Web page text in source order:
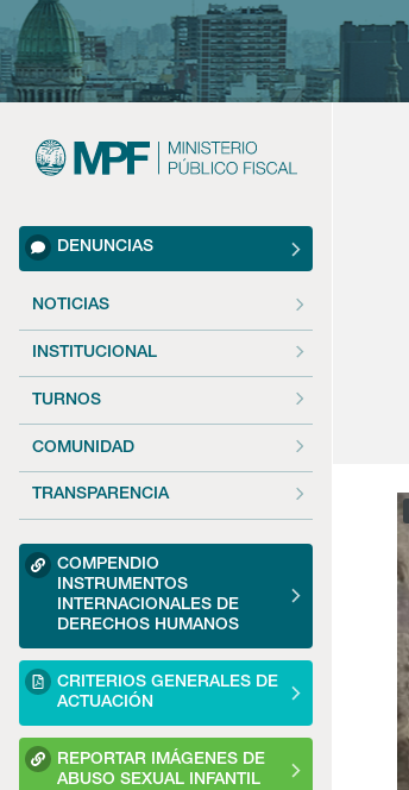
DENUNCIAS
NOTICIAS
INSTITUCIONAL
TURNOS
COMUNIDAD
TRANSPARENCIA
COMPENDIO
INSTRUMENTOS
INTERNACIONALES DE
DERECHOS HUMANOS
CRITERIOS GENERALES DE
ACTUACIÓN
REPORTAR IMÁGENES DE
ABUSO SEXUAL INFANTIL